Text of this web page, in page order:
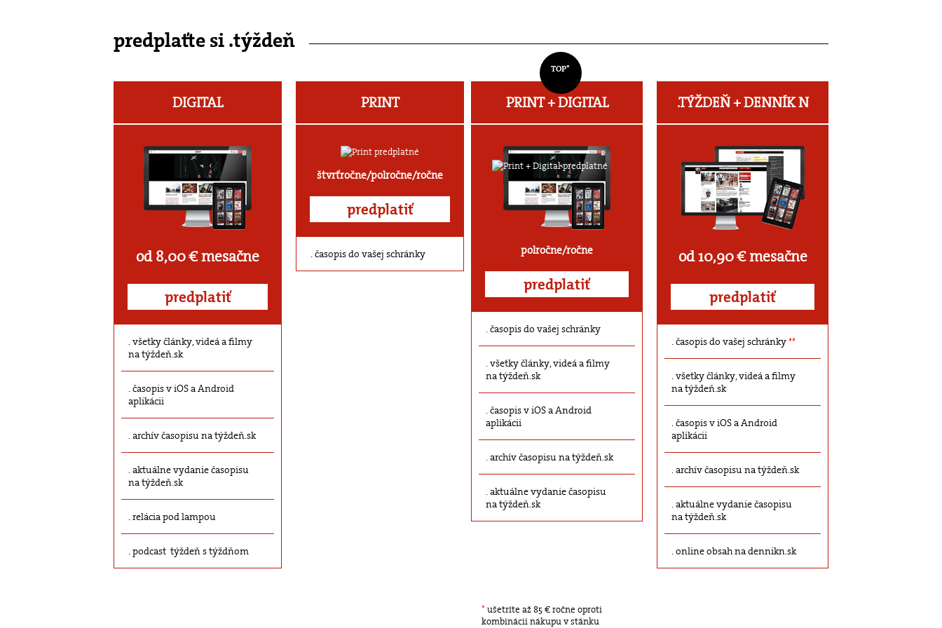
predplaťte si .týždeň
DIGITAL
od 8,00 € mesačne
predplatiť
všetky články, videá a filmy
na týždeň.sk
časopis v iOS a Android
aplikácii
archív časopisu na týždeň.sk
aktuálne vydanie časopisu
na týždeň.sk
relácia pod lampou
podcast týždeň s týždňom
PRINT
štvrťročne/polročne/ročne
predplatiť
časopis do vašej schránky
TOP*
PRINT + DIGITAL
polročne/ročne
predplatiť
časopis do vašej schránky
všetky články, videá a filmy
na týždeň.sk
časopis v iOS a Android
aplikácii
archív časopisu na týždeň.sk
aktuálne vydanie časopisu
na týždeň.sk
.TÝŽDEŇ +DENNÍK N
od 10,90 € mesačne
predplatiť
časopis do vašej schránky**
všetky články, videá a filmy
na týždeň.sk
časopis v iOS a Android
aplikácii
archív časopisu na týždeň.sk
aktuálne vydanie časopisu
na týždeň.sk
online obsah na dennikn.sk
* ušetríte až 85 € ročne oproti
kombinácii nákupu v stánku